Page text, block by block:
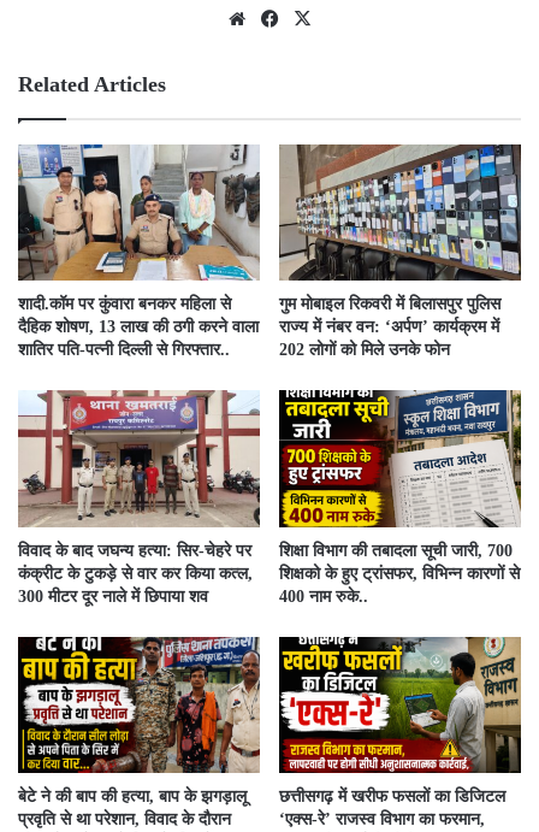
We
Fac
Related Articles
​शादी.कॉम पर कुंवारा बनकर महिला से
दैहिक शोषण, 13 लाख की ठगी करने वाला
शातिर पति-पत्नी दिल्ली से गिरफ्तार..
गुम मोबाइल रिकवरी में बिलासपुर पुलिस
राज्य में नंबर वन: ‘अर्पण’ कार्यक्रम में
202 लोगों को मिले उनके फोन
विवाद के बाद जघन्य हत्या: सिर-चेहरे पर
कंक्रीट के टुकड़े से वार कर किया कत्ल,
300 मीटर दूर नाले में छिपाया शव
शिक्षा विभाग की तबादला सूची जारी, 700
शिक्षको के हुए ट्रांसफर, विभिन्न कारणों से
400 नाम रुके..
बेटे ने की बाप की हत्या, बाप के झगड़ालू
प्रवृति से था परेशान, विवाद के दौरान
​छत्तीसगढ़ में खरीफ फसलों का डिजिटल
‘एक्स-रे’ राजस्व विभाग का फरमान,